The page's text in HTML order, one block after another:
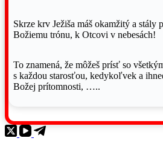
Skrze krv Ježiša máš okamžitý a stály
Božiemu trónu, k Otcovi v nebesách!
To znamená, že môžeš prísť so
s každou starosťou, kedykoľvek a
Božej prítomnosti, …..